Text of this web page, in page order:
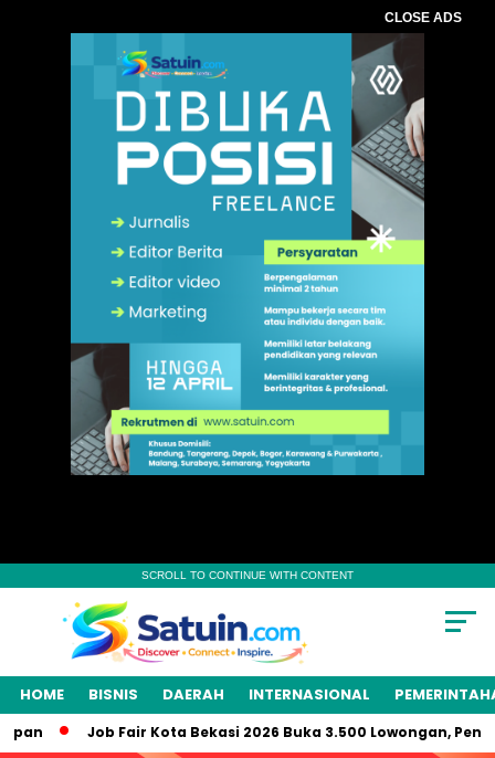
CLOSE ADS
SCROLL TO CONTINUE WITH CONTENT
HOME BISNIS DAERAH INTERNASIONAL
Job Fair Kota Bekasi 2026 Buka 3.500 Lowongan,